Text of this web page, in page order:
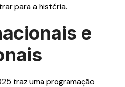
para a história.
e
traz uma programação